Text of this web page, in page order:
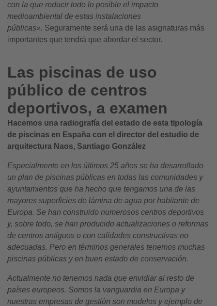
con la que reducir todo lo posible el impacto
medioambiental de estas instalaciones
públicas». Seguramente será una de las asignaturas más
importantes que tendrá que abordar el sector.
Las piscinas de uso
público de centros
deportivos, a examen
Hacemos una radiografía del estado de esta tipología
de piscinas en España con el director del estudio de
arquitectura Naos, Santiago González
Especialmente en los últimos 25 años se ha desarrollado
un plan de piscinas públicas en todas las comunidades y
ayuntamientos que ha hecho que tengamos una de las
mayores superficies de lámina de agua por habitante de
Europa. Se han construido numerosos centros deportivos
y, sobre todo, se han producido actualizaciones o reformas
de centros antiguos o con calidades constructivas no
adecuadas. Pero en términos generales tenemos muchas
piscinas públicas y en buen estado de conservación.
Actualmente no tenemos nada que envidiar al resto de
países europeos. Somos la vanguardia en Europa y
nuestras empresas de gestión son modelos y ejemplo de